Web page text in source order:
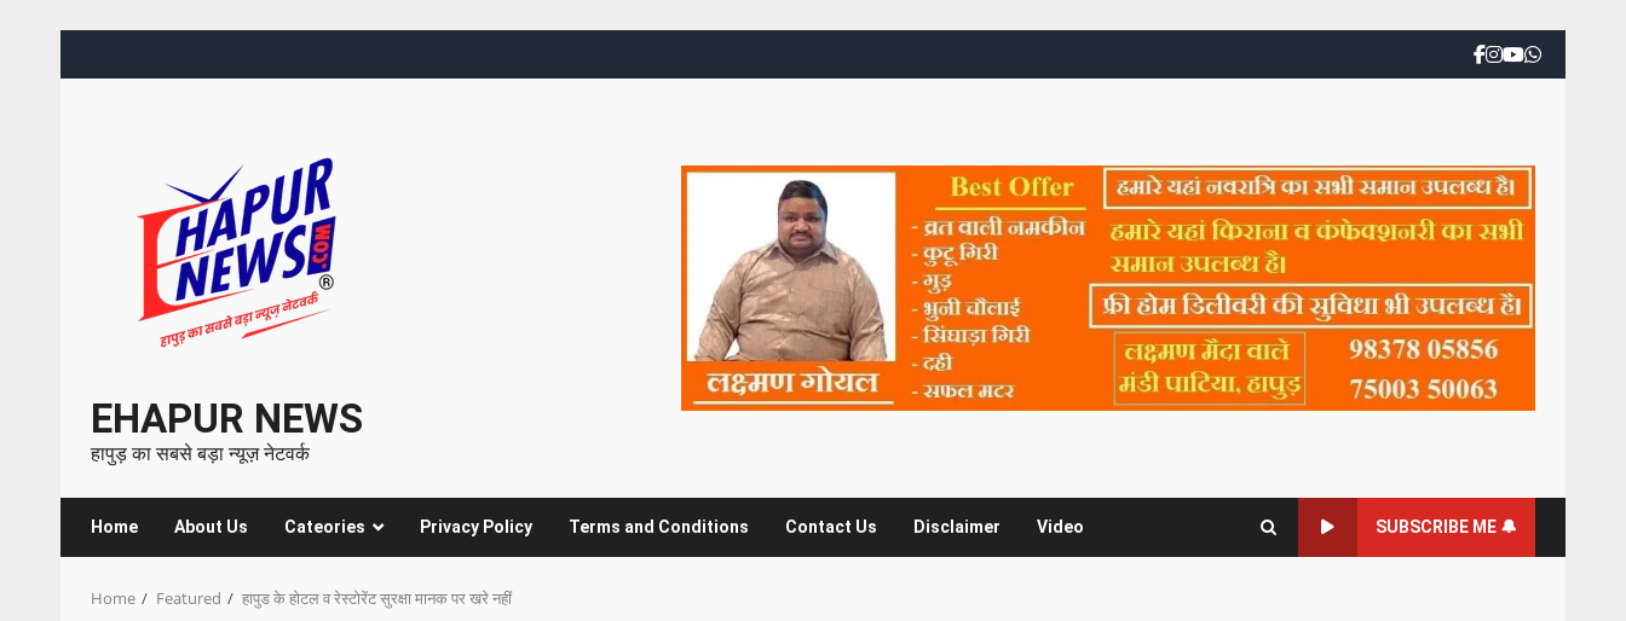
EHAPUR NEWS
हापुड़ का सबसे बड़ा न्यूज़ नेटवर्क
Home About Us Cateories Privacy Policy Terms and Conditions Contact Us Disclaimer Video SUBSCRIBE ME 🔔
Home Featured हापुड के होटल व रेस्टोरेंट सुरक्षा मानक पर खरे नहीं